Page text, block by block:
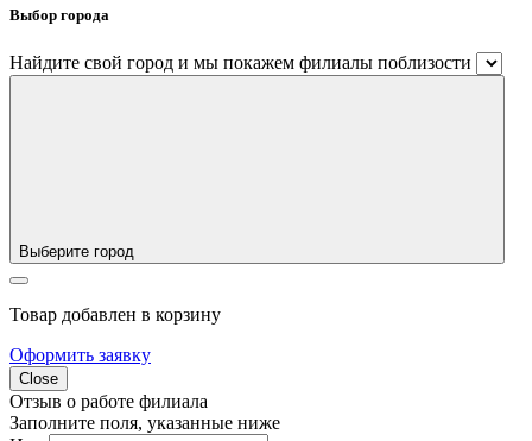
Выбор города
Найдите свой город и мы покажем филиалы поблизости
Выберите город
Товар добавлен в корзину
Оформить заявку
Close
Отзыв о работе филиала
Заполните поля, указанные ниже